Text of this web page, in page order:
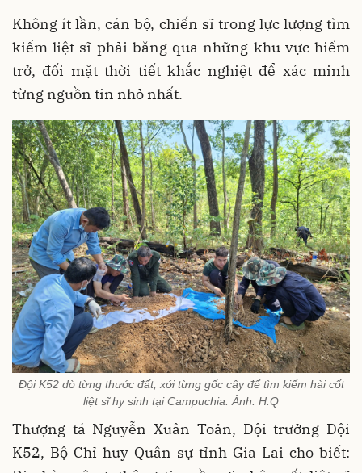
Không ít lần, cán bộ, chiến sĩ trong lực lượng tìm
kiếm liệt sĩ phải băng qua những khu vực hiểm
trở, đối mặt thời tiết khắc nghiệt để xác minh
từng nguồn tin nhỏ nhất.
Đội K52 dò từng thước đất, xới từng gốc cây để tìm kiếm hài cốt
liệt sĩ hy sinh tại Campuchia. Ảnh: H.Q
Thượng tá Nguyễn Xuân Toản, Đội trưởng Đội
K52, Bộ Chỉ huy Quân sự tỉnh Gia Lai cho biết: